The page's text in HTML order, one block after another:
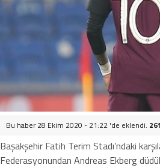
Bu haber 28 Ekim 2020 - 21:22 'de eklendi.
Başakşehir Fatih Terim Stadı’ndaki
Federasyonundan Andreas Ekberg